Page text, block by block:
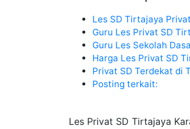
Les SD Tirtajaya
Guru Les Privat SD
Guru Les Sekolah
Harga Les Privat SD
Privat SD Terdekat di
Posting terkait:
Les Privat SD Tirtajaya